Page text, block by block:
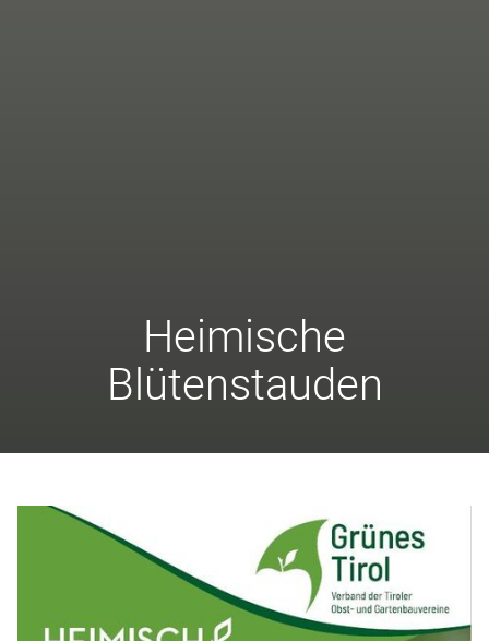
Heimische
Blütenstauden